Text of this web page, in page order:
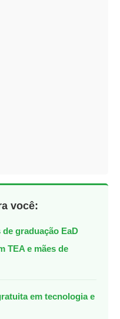
você:
graduação EaD
TEA e mães de
em tecnologia e